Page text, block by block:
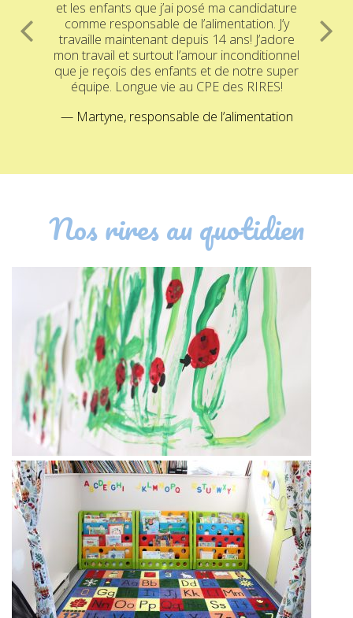
et les enfants que j’ai posé ma candidature
comme responsable de l’alimentation. J’y
travaille maintenant depuis 14 ans! J’adore
mon travail et surtout l’amour inconditionnel
que je reçois des enfants et de notre super
équipe. Longue vie au CPE des RIRES!
Martyne, responsable de l’alimentation
Nos rires au quotidien